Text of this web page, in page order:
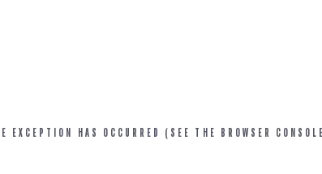
HAS OCCURRED (SEE THE BROWSER